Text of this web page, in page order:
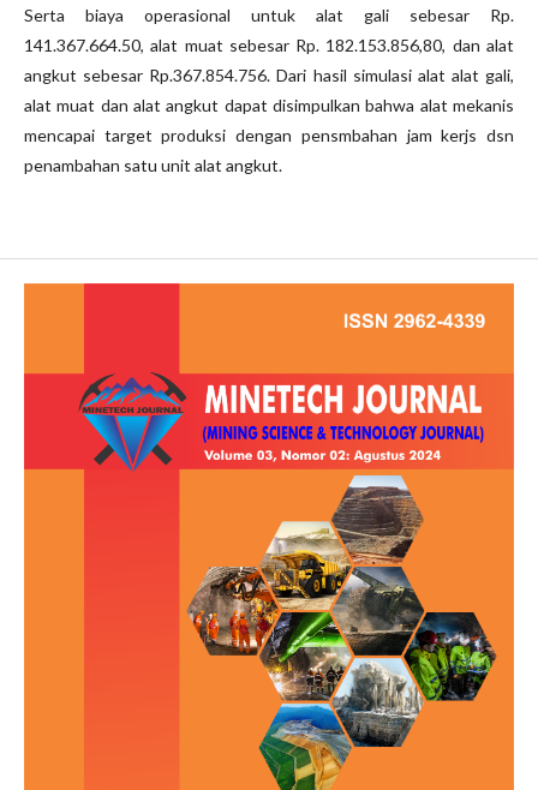
Serta biaya operasional untuk alat gali sebesar Rp.
141.367.664.50, alat muat sebesar Rp. 182.153.856,80, dan alat
angkut sebesar Rp.367.854.756. Dari hasil simulasi alat alat gali,
alat muat dan alat angkut dapat disimpulkan bahwa alat mekanis
mencapai target produksi dengan pensmbahan jam kerjs dsn
penambahan satu unit alat angkut.